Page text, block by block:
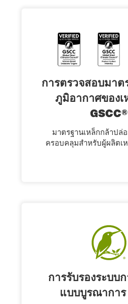
การตรวจสอบมา
ภูมิอากาศของ
GSCC®
มาตรฐานเหล็กกล้าปล่
ครอบคลุมสำหรับผู้ผลิตเ
การรับรองระบบ
แบบบูรณากา